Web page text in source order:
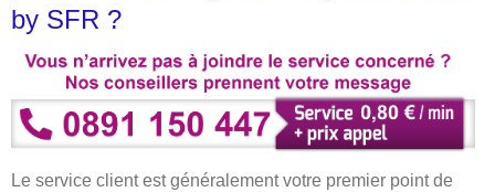
by SFR ?
Le service client est généralement votre premier point de